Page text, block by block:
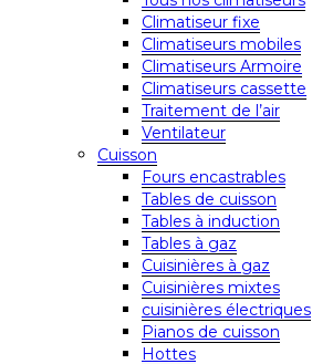
Climatiseur fixe
Climatiseurs mobiles
Climatiseurs Armoire
Climatiseurs cassette
Traitement de l’air
Ventilateur
Cuisson
Fours encastrables
Tables de cuisson
Tables à induction
Tables à gaz
Cuisinières à gaz
Cuisinières mixtes
cuisinières électriques
Pianos de cuisson
Hottes